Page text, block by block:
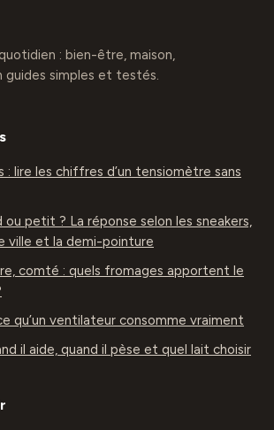
: bien-être, maison,
guides simples et testés.
: lire les chiffres d’un tensiomètre sans
ou petit ? La réponse selon les sneakers,
ville et la demi-pointure
comté : quels fromages apportent le
qu’un ventilateur consomme vraiment
il aide, quand il pèse et quel lait choisir